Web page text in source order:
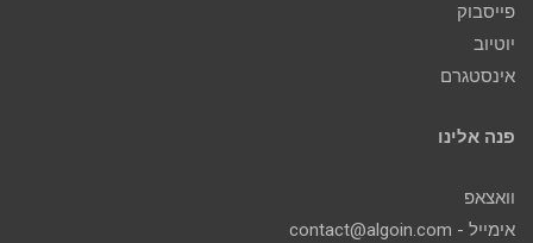
פייסבוק
יוטיוב
אינסטגרם
פנה אלינו
וואצאפ
אימייל - contact@algoin.com